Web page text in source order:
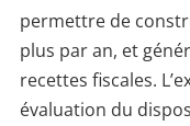
permettre de
plus par an, et
recettes fiscales.
évaluation du